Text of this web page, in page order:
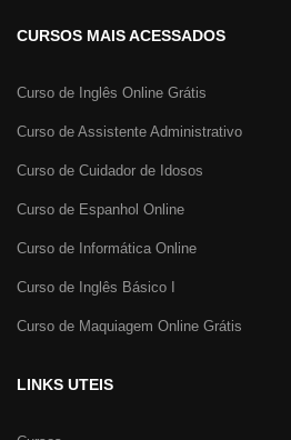
CURSOS MAIS ACESSADOS
Curso de Inglês Online Grátis
Curso de Assistente Administrativo
Curso de Cuidador de Idosos
Curso de Espanhol Online
Curso de Informática Online
Curso de Inglês Básico I
Curso de Maquiagem Online Grátis
LINKS UTEIS